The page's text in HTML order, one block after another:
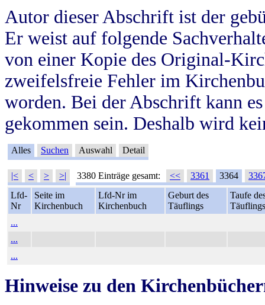
Autor dieser Abschrift ist der
Er weist auf folgende
von einer Kopie des Original-
zweifelsfreie Fehler im
worden. Bei der Abschrift kann
gekommen sein. Deshalb wird
Alles Suchen Auswahl Detail
|< < > >| 3380 Einträge gesamt: << 3361 3364
Lfd-
Nr
Seite im
Kirchenbuch
Lfd-Nr im
Kirchenbuch
Geburt des
Täuflings
Taufe
Täuflings
...
...
...
Hinweise zu den